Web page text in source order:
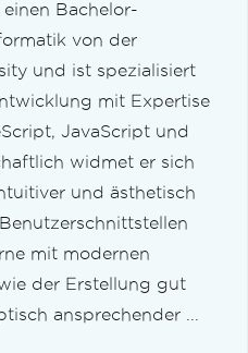
Renderer. Render
PDFs into a s
);
("Merged.pdf");
Bachelor-
von der
und ist spezialisiert
mit Expertise
JavaScript und
widmet er sich
und ästhetisch
mit modernen
der Erstellung gut
ansprechender ...